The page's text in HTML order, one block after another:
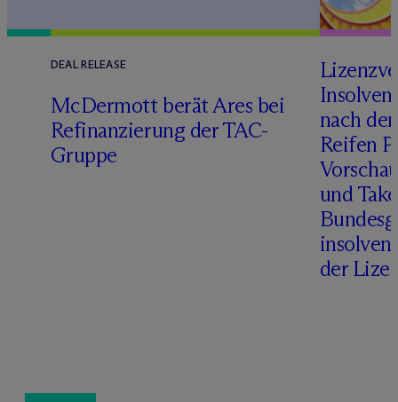
DEAL RELEASE
McDermott berät Ares bei
Refinanzierung der TAC-
Gruppe
nach
Reifen
und
der